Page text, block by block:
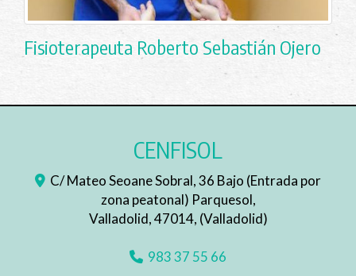
Fisioterapeuta Roberto Sebastián Ojero
CENFISOL
C/ Mateo Seoane Sobral, 36 Bajo (Entrada por
zona peatonal) Parquesol,
Valladolid,47014, (Valladolid)
983 37 55 66